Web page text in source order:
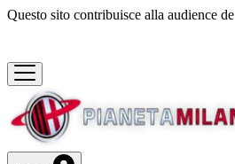
Questo sito contribuisce alla audience de